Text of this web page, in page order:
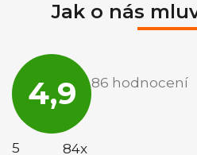
Jak o nás
4,9
hodnocení
obchodu
je
86 hodnocení
5 84x